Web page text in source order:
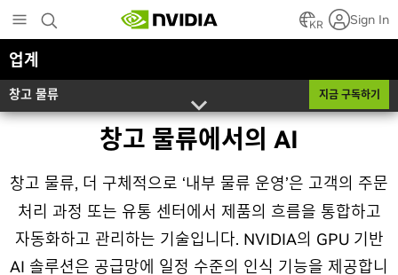
to
main
content
KR Sign In
업계
창고 물류 지금 구독하기
창고 물류에서의 AI
창고 물류, 더 구체적으로 ‘내부 물류 운영’은 고객의 주문
처리 과정 또는 유통 센터에서 제품의 흐름을 통합하고
자동화하고 관리하는 기술입니다. NVIDIA의 GPU 기반
AI 솔루션은 공급망에 일정 수준의 인식 기능을 제공합니